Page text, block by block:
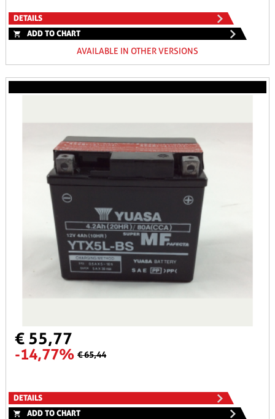
DETAILS
ADD TO CHART
AVAILABLE IN OTHER VERSIONS
€ 55,77
-14,77% € 65,44
DETAILS
ADD TO CHART